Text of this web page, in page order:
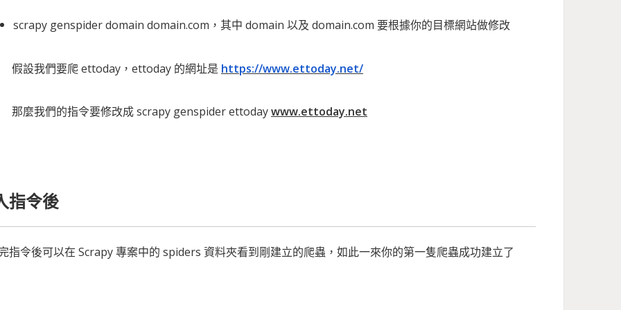
scrapy genspider domain domain.com，其中 domain 以及 domain.com 要根據你的目標網站做修改
假設我們要爬 ettoday，ettoday 的網址是 https://www.ettoday.net/
那麼我們的指令要修改成 scrapy genspider ettodaywww.ettoday.net
指令後
指令後可以在 Scrapy 專案中的 spiders 資料夾看到剛建立的爬蟲，如此一來你的第一隻爬蟲成功建立了